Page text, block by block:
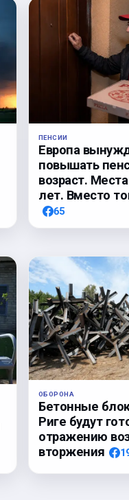
ПЕНСИИ
Европа
повышать
возраст.
лет. Вместо
65
ОБОРОНА
Бетонные
Риге будут
отражению
вторжения